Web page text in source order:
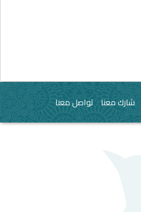
شارك معنا تواصل معنا